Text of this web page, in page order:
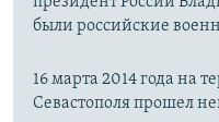
были российские
16 марта 2014 года на
Севастополя прошел